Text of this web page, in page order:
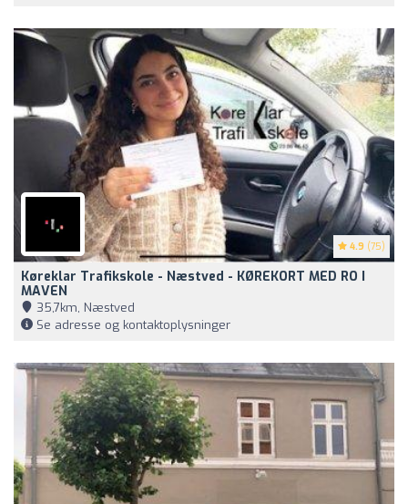
4.9 (75)
Køreklar Trafikskole - Næstved - KØREKORT MED RO I
MAVEN
35,7km, Næstved
Se adresse og kontaktoplysninger